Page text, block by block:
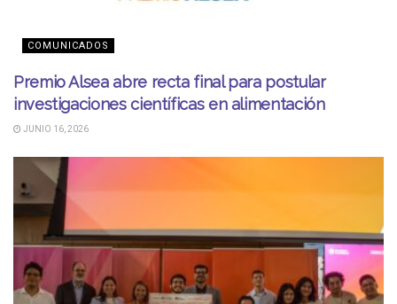
COMUNICADOS
Premio Alsea abre recta final para postular
investigaciones científicas en alimentación
JUNIO 16, 2026